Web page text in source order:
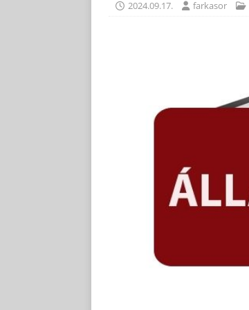
2024.09.17. farkasor